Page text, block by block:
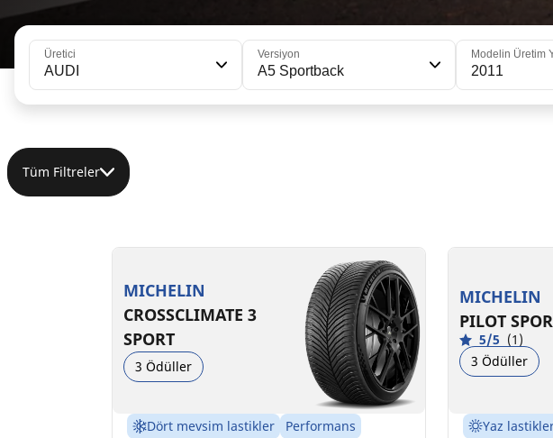
Üretici
AUDI
Versiyon
A5 Sportback
Modelin Üretim
2011
Tüm Filtreler
MICHELIN
CROSSCLIMATE 3
SPORT
3 Ödüller
Dört mevsim lastikler
Performans
C
A
MICHELIN
PILOT
5/5 (1)
3 Ödüller
Yaz
D
B